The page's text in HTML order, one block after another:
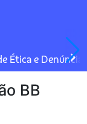
Ética e Denúncias
BB